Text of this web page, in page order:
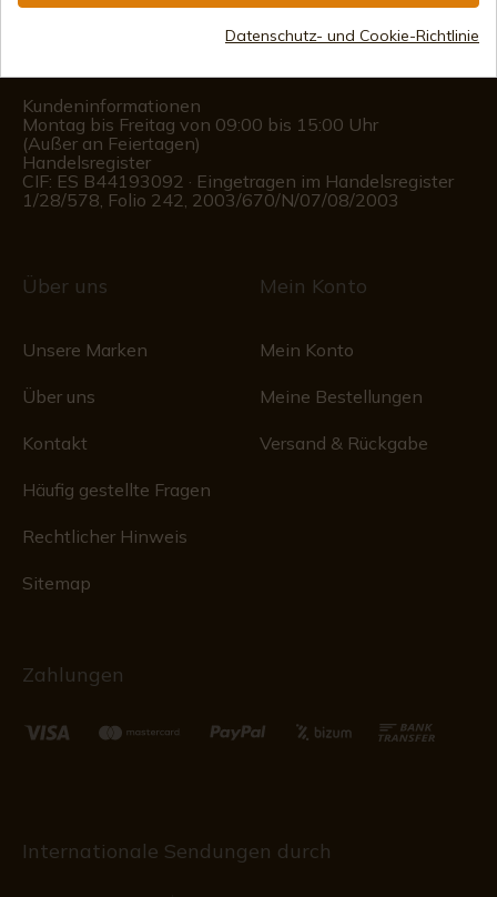
(+34)978 877 088
Kundeninformationen
Montag bis Freitag von 09:00 bis 15:00 Uhr
(Außer an Feiertagen)
Handelsregister
CIF: ES B44193092 · Eingetragen im Handelsregister
1/28/578, Folio 242, 2003/670/N/07/08/2003
Über uns
Unsere Marken
Über uns
Kontakt
Häufig gestellte Fragen
Rechtlicher Hinweis
Sitemap
Mein Konto
Mein Konto
Meine Bestellungen
Versand & Rückgabe
Zahlungen
Internationale Sendungen durch
Datenschutz- und Cookie-Richtlinie